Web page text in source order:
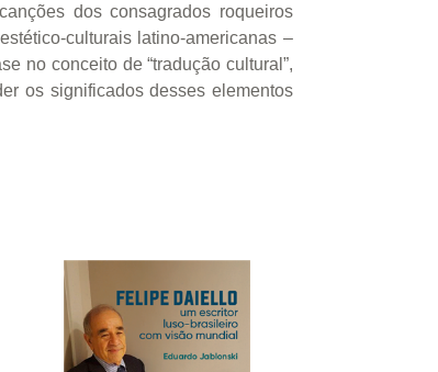
dos consagrados roqueiros
culturais latino-americanas –
no conceito de “tradução cultural”,
os significados desses elementos